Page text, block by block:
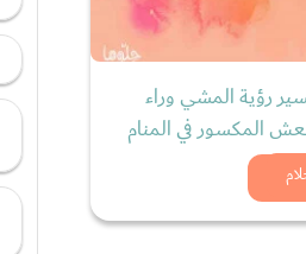
رؤية المشي وراء
المكسور في المنام